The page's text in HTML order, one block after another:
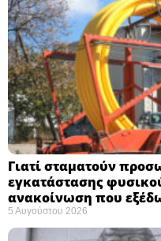
Γιατί σταματούν
εγκατάστασης
ανακοίνωση που
5 Αυγούστου 2026